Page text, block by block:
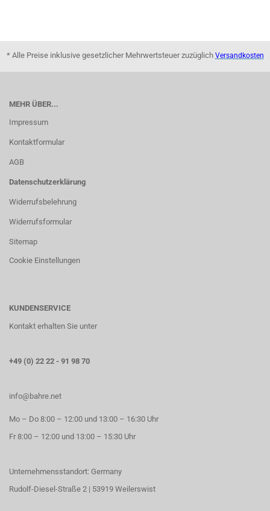
* Alle Preise inklusive gesetzlicher Mehrwertsteuer zuzüglich Versandkosten
MEHR ÜBER...
Impressum
Kontaktformular
AGB
Datenschutzerklärung
Widerrufsbelehrung
Widerrufsformular
Sitemap
Cookie Einstellungen
KUNDENSERVICE
Kontakt erhalten Sie unter
+49 (0) 22 22 - 91 98 70
info@bahre.net
Mo – Do 8:00 – 12:00 und 13:00 – 16:30 Uhr
Fr 8:00 – 12:00 und 13:00 – 15:30 Uhr
Unternehmensstandort: Germany
Rudolf-Diesel-Straße 2 | 53919 Weilerswist